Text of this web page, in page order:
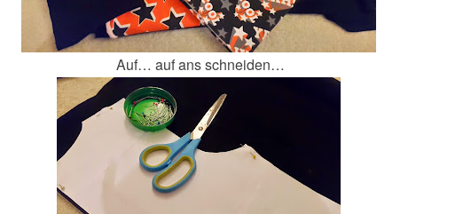
Auf… auf ans schneiden…